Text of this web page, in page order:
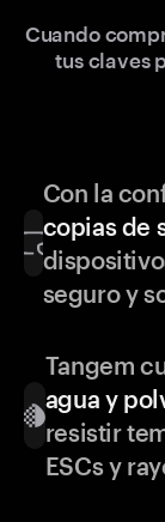
Cuando
tus claves
Con la
copias de
seguro y
Tangem
agua y
resistir
ESCs y